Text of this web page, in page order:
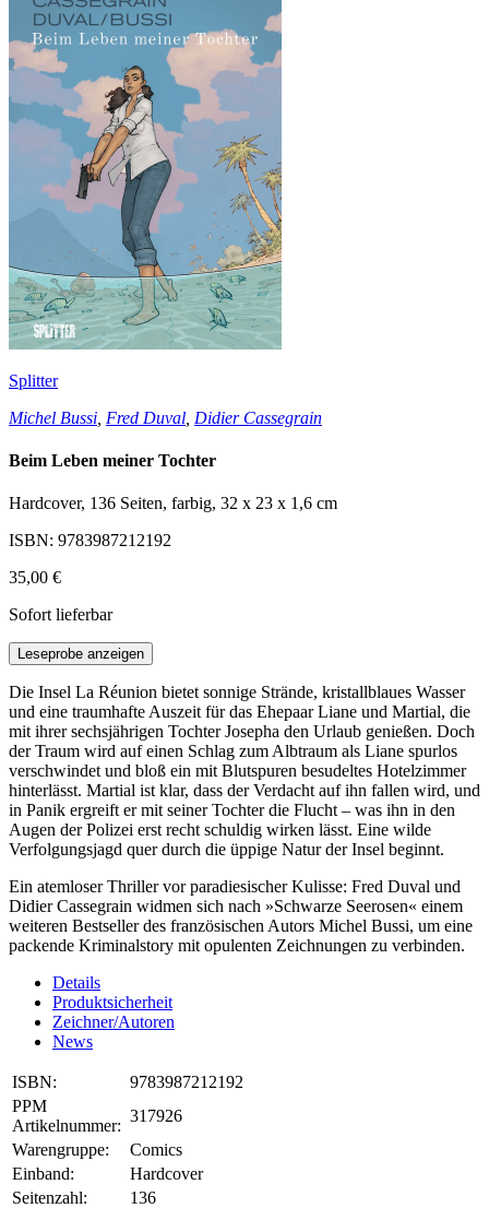
Splitter
Michel Bussi Fred Duval Didier Cassegrain
Beim Leben meiner Tochter
Hardcover, 136 Seiten, farbig, 32 x 23 x 1,6 cm
ISBN: 9783987212192
35,00 €
Sofort lieferbar
Leseprobe anzeigen
Die Insel La Réunion bietet sonnige Strände, kristallblaues Wasser
und eine traumhafte Auszeit für das Ehepaar Liane und Martial, die
mit ihrer sechsjährigen Tochter Josepha den Urlaub genießen. Doch
der Traum wird auf einen Schlag zum Albtraum als Liane spurlos
verschwindet und bloß ein mit Blutspuren besudeltes Hotelzimmer
hinterlässt. Martial ist klar, dass der Verdacht auf ihn fallen wird, und
in Panik ergreift er mit seiner Tochter die Flucht – was ihn in den
Augen der Polizei erst recht schuldig wirken lässt. Eine wilde
Verfolgungsjagd quer durch die üppige Natur der Insel beginnt.
Ein atemloser Thriller vor paradiesischer Kulisse: Fred Duval und
Didier Cassegrain widmen sich nach »Schwarze Seerosen« einem
weiteren Bestseller des französischen Autors Michel Bussi, um eine
packende Kriminalstory mit opulenten Zeichnungen zu verbinden.
Details
Produktsicherheit
Zeichner/Autoren
News
ISBN:
9783987212192
PPM
Artikelnummer:
317926
Warengruppe:
Comics
Einband:
Hardcover
Seitenzahl:
136